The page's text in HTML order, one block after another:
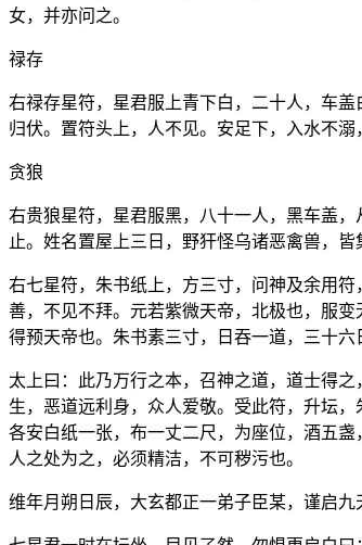
女，并亦问之。
禄存
右禄存星符，星君服上青下白，二十人，车
归伏。置符头上，人不见。安足下，入水不溺
贪狼
右贵狼星符，星君服黑，八十一人，黑车盖
止。姓名置屋上三日，野犴怪乌诸恶禽兽，
右七星符，朱书纸上，方三寸，问神及余用
善，不见不拜。元若紫微天帝，北极也，服
得预天帝也。朱书素三寸，日吞一道，三十
太上曰：此乃万行之本，召神之道，道士得
生，恶道远利身，众人爱敬。受此符，升坛
各安白纸一张，布一丈二尺，为座位，酒五
人之处为之，必须精洁，不可秽污也。
维年月朔日辰，大玄都正一弟子臣某，谨启